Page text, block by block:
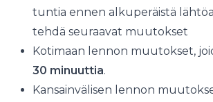
tuntia ennen alkuperäistä
tehdä seuraavat muutokset
Kotimaan lennon muutokset,
30 minuuttia.
Kansainvälisen lennon